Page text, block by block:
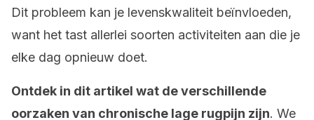
Dit probleem kan je levenskwaliteit beïnvloeden,
want het tast allerlei soorten activiteiten aan die je
elke dag opnieuw doet.
Ontdek in dit artikel wat de verschillende
oorzaken van chronische lage rugpijn zijn. We